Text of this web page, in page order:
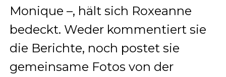
Monique –, hält sich Roxeanne
bedeckt. Weder kommentiert sie
die Berichte, noch postet sie
gemeinsame Fotos von der